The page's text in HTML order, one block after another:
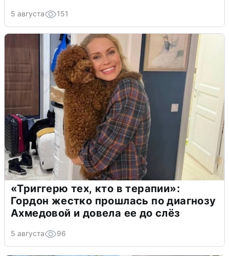
5 августа 151
«Триггерю тех, кто в терапии»:
Гордон жестко прошлась по диагнозу
Ахмедовой и довела ее до слёз
5 августа 96